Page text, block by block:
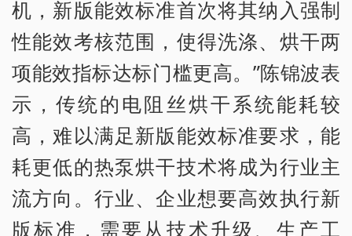
机，新版能效标准首次将其纳入强制
性能效考核范围，使得洗涤、烘干两
项能效指标达标门槛更高。”陈锦波表
示，传统的电阻丝烘干系统能耗较
高，难以满足新版能效标准要求，能
耗更低的热泵烘干技术将成为行业主
流方向。行业、企业想要高效执行新
版标准，需要从技术升级、生产工